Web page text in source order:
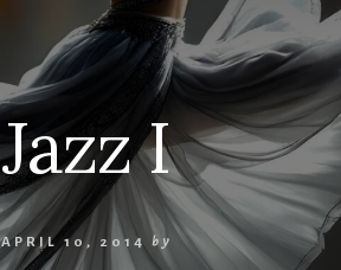
Jazz I
APRIL 10, 2014 by